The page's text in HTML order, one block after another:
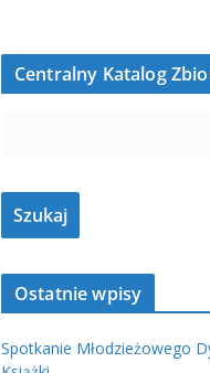
Centralny Katalog
Ostatnie wpisy
Spotkanie Młodzieżowego